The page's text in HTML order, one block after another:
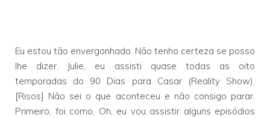
Eu estou tão envergonhado. Não tenho certeza se posso
lhe dizer. Julie, eu assisti quase todas as oito
temporadas do 90 Dias para Casar (Reality Show).
[Risos] Não sei o que aconteceu e não consigo parar.
Primeiro, foi como, Oh, eu vou assistir alguns episódios